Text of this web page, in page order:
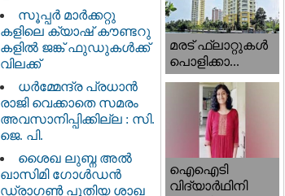
സൂപ്പർ മാർക്കറ്റു
കളിലെ ക്യാഷ് കൗണ്ടറു
കളിൽ ജങ്ക് ഫുഡുകൾക്ക്
വിലക്ക്
ധര്‍മ്മേന്ദ്ര പ്രധാൻ
രാജി വെക്കാതെ സമരം
അവസാനിപ്പിക്കില്ല : സി.
ജെ. പി.
ശൈഖ ലുബ്ന അൽ
ഖാസിമി ഗോൾഡൻ
ഡ്രാഗൺ പുതിയ ശാഖ
മരട് ഫ്ലാറ്റുകൾ
പൊളിക്കാ...
ഐഐടി
വിദ്യാര്‍ഥിനി